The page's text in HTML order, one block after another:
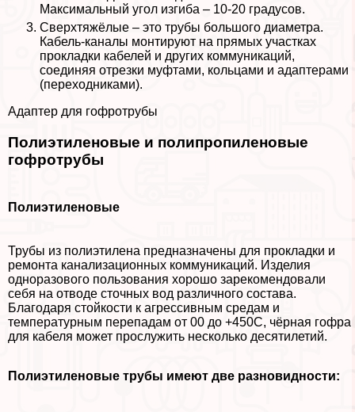
Максимальный угол изгиба – 10-20 градусов.
Сверхтяжёлые – это трубы большого диаметра.
Кабель-каналы монтируют на прямых участках
прокладки кабелей и других коммуникаций,
соединяя отрезки муфтами, кольцами и адаптерами
(переходниками).
Адаптер для гофротрубы
Полиэтиленовые и полипропиленовые
гофротрубы
Полиэтиленовые
Трубы из полиэтилена предназначены для прокладки и
ремонта канализационных коммуникаций. Изделия
одноразового пользования хорошо зарекомендовали
себя на отводе сточных вод различного состава.
Благодаря стойкости к агрессивным средам и
температурным перепадам от 00 до +450С, чёрная гофра
для кабеля может прослужить несколько десятилетий.
Полиэтиленовые трубы имеют две разновидности: